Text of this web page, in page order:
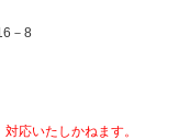
－8
応いたしかねます。